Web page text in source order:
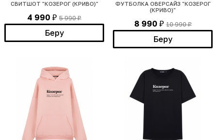
СВИТШОТ "КОЗЕРОГ (КРИВО)"
4 990 ₽ 5 990₽
Беру
ФУТБОЛКА ОВЕРСАЙЗ "КОЗЕРОГ
(КРИВО)"
8 990 ₽ 10 990₽
Беру